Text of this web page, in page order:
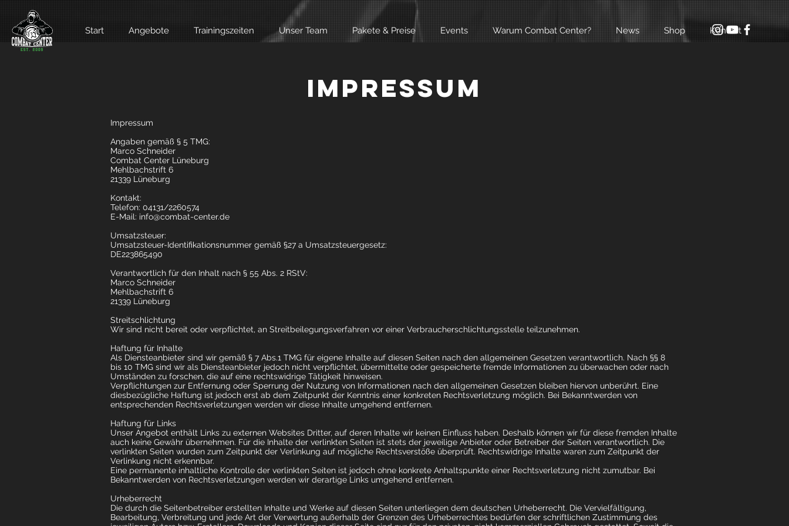
Start Angebote Trainingszeiten Unser Team Pakete & Preise Events Warum Combat Center? News Shop Kontakt
IMPRESSUM
Impressum
Angaben gemäß § 5 TMG:
Marco Schneider
Combat Center Lüneburg
Mehlbachstrift 6
21339 Lüneburg
Kontakt:
Telefon: 04131/2260574
E-Mail: info@combat-center.de
Umsatzsteuer:
Umsatzsteuer-Identifikationsnummer gemäß §27 a Umsatzsteuergesetz:
DE223865490
Verantwortlich für den Inhalt nach § 55 Abs. 2 RStV:
Marco Schneider
Mehlbachstrift 6
21339 Lüneburg
Streitschlichtung
Wir sind nicht bereit oder verpflichtet, an Streitbeilegungsverfahren vor einer Verbraucherschlichtungsstelle teilzunehmen.
Haftung für Inhalte
Als Diensteanbieter sind wir gemäß § 7 Abs.1 TMG für eigene Inhalte auf diesen Seiten nach den allgemeinen Gesetzen verantwortlich. Nach §§ 8
bis 10 TMG sind wir als Diensteanbieter jedoch nicht verpflichtet, übermittelte oder gespeicherte fremde Informationen zu überwachen oder nach
Umständen zu forschen, die auf eine rechtswidrige Tätigkeit hinweisen.
Verpflichtungen zur Entfernung oder Sperrung der Nutzung von Informationen nach den allgemeinen Gesetzen bleiben hiervon unberührt. Eine
diesbezügliche Haftung ist jedoch erst ab dem Zeitpunkt der Kenntnis einer konkreten Rechtsverletzung möglich. Bei Bekanntwerden von
entsprechenden Rechtsverletzungen werden wir diese Inhalte umgehend entfernen.
Haftung für Links
Unser Angebot enthält Links zu externen Websites Dritter, auf deren Inhalte wir keinen Einfluss haben. Deshalb können wir für diese fremden Inhalte
auch keine Gewähr übernehmen. Für die Inhalte der verlinkten Seiten ist stets der jeweilige Anbieter oder Betreiber der Seiten verantwortlich. Die
verlinkten Seiten wurden zum Zeitpunkt der Verlinkung auf mögliche Rechtsverstöße überprüft. Rechtswidrige Inhalte waren zum Zeitpunkt der
Verlinkung nicht erkennbar.
Eine permanente inhaltliche Kontrolle der verlinkten Seiten ist jedoch ohne konkrete Anhaltspunkte einer Rechtsverletzung nicht zumutbar. Bei
Bekanntwerden von Rechtsverletzungen werden wir derartige Links umgehend entfernen.
Urheberrecht
Die durch die Seitenbetreiber erstellten Inhalte und Werke auf diesen Seiten unterliegen dem deutschen Urheberrecht. Die Vervielfältigung,
Bearbeitung, Verbreitung und jede Art der Verwertung außerhalb der Grenzen des Urheberrechtes bedürfen der schriftlichen Zustimmung des